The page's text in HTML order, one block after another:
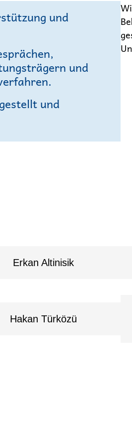
und
und
und
Erkan Altinisik
Hakan Türközü